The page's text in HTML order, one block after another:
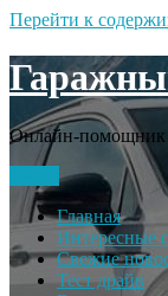
Перейти к
Онлайн-помощник
Главная
Интересные
Свежие
Тест драйв